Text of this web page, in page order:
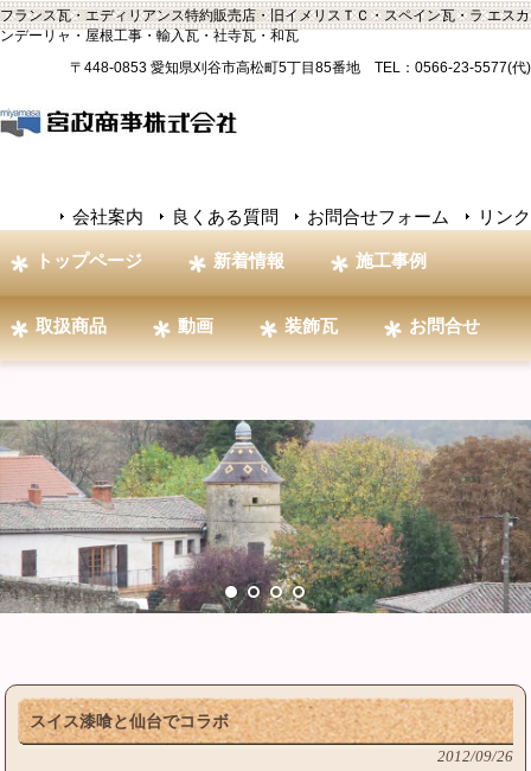
フランス瓦・エディリアンス特約販売店・旧イメリスＴＣ・スペイン瓦・ラ エスカ
ンデーリャ・屋根工事・輸入瓦・社寺瓦・和瓦
〒448-0853 愛知県刈谷市高松町5丁目85番地 TEL：0566-23-5577(代)
会社案内 良くある質問 お問合せフォーム リンク
トップページ 新着情報 施工事例
取扱商品 動画 装飾瓦 お問合せ
スイス漆喰と仙台でコラボ
2012/09/26